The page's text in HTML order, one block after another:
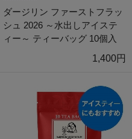
ダージリン ファーストフラッ
シュ 2026 ～水出しアイステ
ィー～ ティーバッグ 10個入
1,400円